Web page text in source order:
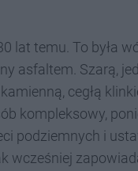
lat temu. To była
asfaltem. Szarą,
cegłą
kompleksowy,
podziemnych i
wcześniej